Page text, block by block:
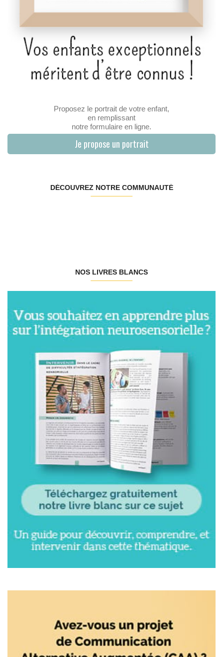
Proposez le portrait de votre enfant,
en remplissant
notre formulaire en ligne.
Je propose un portrait
DÉCOUVREZ NOTRE COMMUNAUTÉ
NOS LIVRES BLANCS